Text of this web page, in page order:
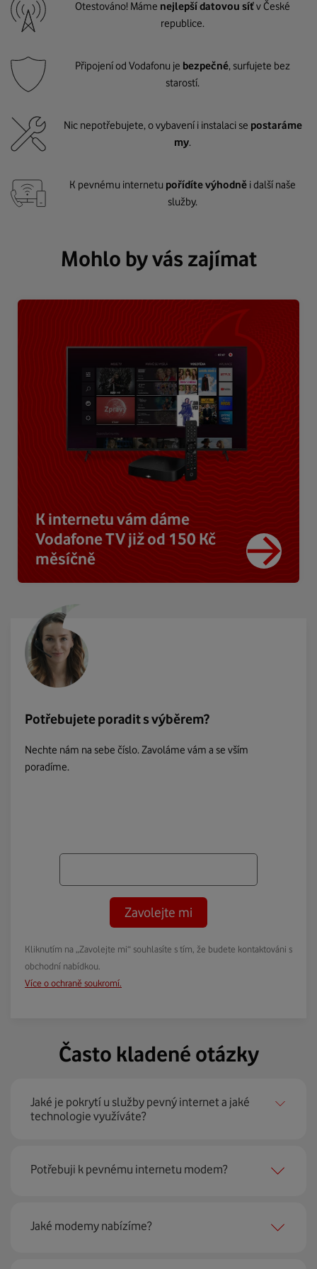
Otestováno! Máme nejlepší datovou síťv České
republice.
Připojení od Vodafonu je bezpečné, surfujete bez
starostí.
Nic nepotřebujete, o vybavení i instalaci se postaráme
my.
K pevnému internetu pořídíte výhodně i další naše
služby.
Mohlo by vás zajímat
K internetu vám dáme
Vodafone TV již od 150 Kč
měsíčně
Potřebujete poradit s výběrem?
Nechte nám na sebe číslo. Zavoláme vám a se vším
poradíme.
Zavolejte mi
Kliknutím na „Zavolejte mi“ souhlasíte s tím, že budete kontaktováni s
obchodní nabídkou.
Více o ochraně soukromí.
Často kladené otázky
Jaké je pokrytí u služby pevný internet a jaké
technologie využíváte?
Pevný internet můžeme nabídnout
domácností
Potřebuji k pevnému internetu modem?
Ano, potřebujete. Rádi vám ho poskytneme na splátky. U
modemu od Vodafonu navíc garantujeme plnou
Jaké modemy nabízíme?